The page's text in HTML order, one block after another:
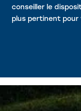
conseiller le
plus pertinent pour